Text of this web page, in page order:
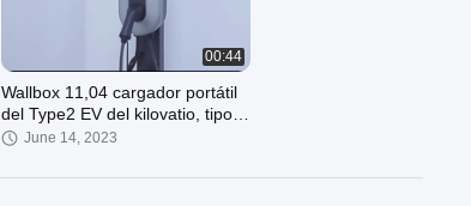
00:44
Wallbox 11,04 cargador portátil
del Type2 EV del kilovatio, tipo -
2 16A estación de carga del
fases
June 14, 2023